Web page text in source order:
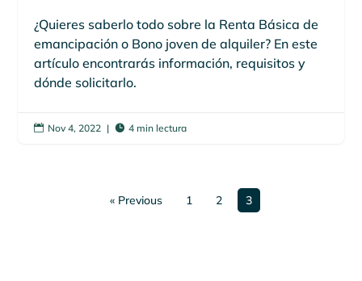
¿Quieres saberlo todo sobre la Renta Básica de
emancipación o Bono joven de alquiler? En este
artículo encontrarás información, requisitos y
dónde solicitarlo.
 Nov 4, 2022 |  4 min lectura
« Previous 1 2 3